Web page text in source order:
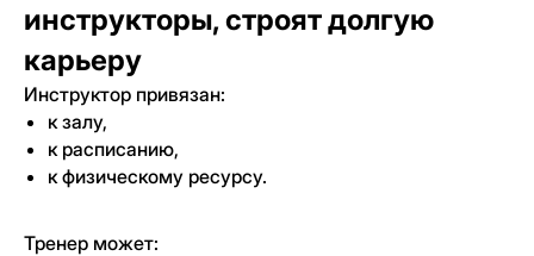
инструкторы, строят долгую
карьеру
Инструктор привязан:
к залу,
к расписанию,
к физическому ресурсу.
Тренер может:
Наши флагманские
программы
Фундаментальное обучение